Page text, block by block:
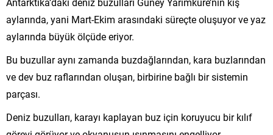
aylarında, yani Mart-Ekim arasındaki süreçte oluşuyor ve yaz
aylarında büyük ölçüde eriyor.
Bu buzullar aynı zamanda buzdağlarından, kara buzlarından
ve dev buz raflarından oluşan, birbirine bağlı bir sistemin
parçası.
Deniz buzulları, karayı kaplayan buz için koruyucu bir kılıf